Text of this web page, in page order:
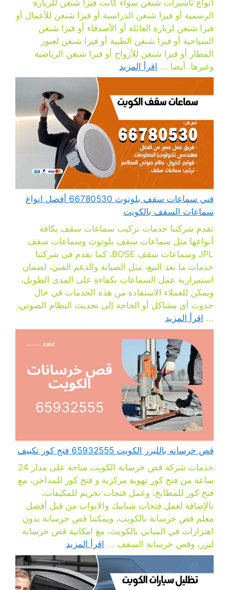
أنواع تأشيرات شنغن سواء كانت فيزا شنغن للزيارة
الرسمية أو فيزا شنغن الدراسية أو فيزا شنغن للأعمال أو
فيزا شنغن لزيارة العائلة أو الأصدقاء أو فيزا شنغن
السياحية أو فيزا شنغن الطبية أو فيزا شنغن لعبور
المطار أو فيزا شنغن للأزواج أو فيزا شنغن الرياضية
وغيرها. أيضا ... اقرأ المزيد
فني سماعات سقف بلوتوث 66780530 أفضل انواع
سماعات السقف بالكويت
تقدم شركتنا خدمات تركيب سماعات سقف بكافة
أنواعها مثل سماعات سقف بلوتوث وسماعات سقف
JPL وسماعات سقف BOSE، كما نقدم في شركتنا
خدمات ما بعد البيع، مثل الصيانة والدعم الفني، لضمان
استمرارية عمل السماعات بكفاءة على المدى الطويل،
ويمكن للعملاء الاستفادة من هذه الخدمات في حال
حدوث أي مشاكل أو الحاجة إلى تحديث النظام الصوتي،
... اقرأ المزيد
قص خرسانه بالليزر الكويت 65932555 فتح كور تكييف
خدمات شركة قص خرسانة الكويت متاحة على مدار 24
ساعة من فتح كور تهوية مركزية و فتح كور للمداخن، مع
فتح كور للمطابخ، وعمل فتحات تخريم للمكيفات،
بالإضافة لعمل فتحات شبابيك والابواب من قبل أفضل
معلم قص خرسانة بالكويت، ويمكننا قص خرسانة بدون
اهتزازات في المباني بالكويت، مع امكانية قص خرسانة
ليزر، وقص خرسانة السقف ... اقرأ المزيد